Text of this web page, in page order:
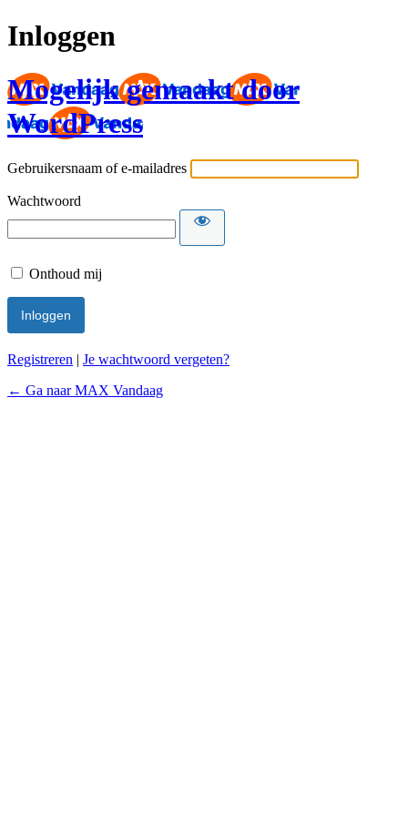
Inloggen
Mogelijk gemaakt door
WordPress
Gebruikersnaam of e-mailadres
Wachtwoord
Onthoud mij
Registreren | Je wachtwoord vergeten?
← Ga naar MAX Vandaag